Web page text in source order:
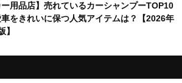
ー用品店】売れているカーシャンプーTOP10
車をきれいに保つ人気アイテムは？【2026年
】